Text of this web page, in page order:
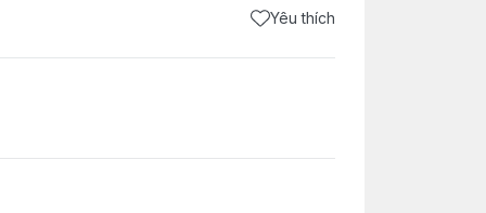
Yêu thích